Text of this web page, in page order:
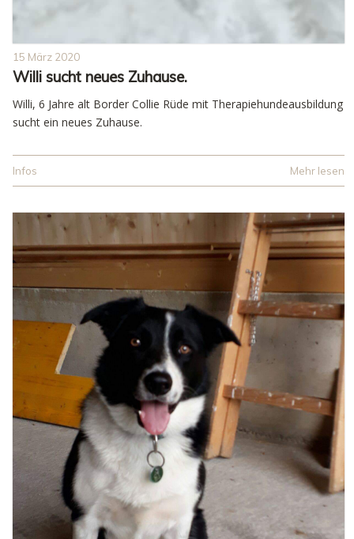
15 März 2020
Willi sucht neues Zuhause.
Willi, 6 Jahre alt Border Collie Rüde mit Therapiehundeausbildung
sucht ein neues Zuhause.
Infos Mehr lesen